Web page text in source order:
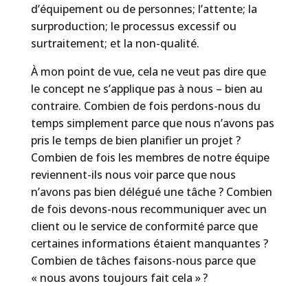
d’équipement ou de personnes; l’attente; la
surproduction; le processus excessif ou
surtraitement; et la non-qualité.
À mon point de vue, cela ne veut pas dire que
le concept ne s’applique pas à nous – bien au
contraire. Combien de fois perdons-nous du
temps simplement parce que nous n’avons pas
pris le temps de bien planifier un projet ?
Combien de fois les membres de notre équipe
reviennent-ils nous voir parce que nous
n’avons pas bien délégué une tâche ? Combien
de fois devons-nous recommuniquer avec un
client ou le service de conformité parce que
certaines informations étaient manquantes ?
Combien de tâches faisons-nous parce que
« nous avons toujours fait cela » ?